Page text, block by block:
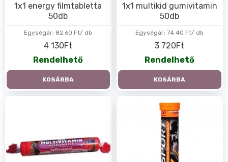
Egységár: 82.60 Ft/ db
1x1 energy filmtabletta
50db
4 130Ft
Rendelhető
KOSÁRBA
Egységár: 74.40 Ft/ db
1x1 multikid gumivitamin
50db
3 720Ft
Rendelhető
KOSÁRBA